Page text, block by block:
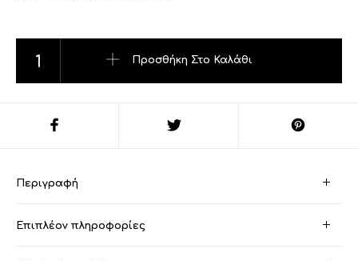
Προσθήκη Στο Καλάθι
Περιγραφή
Επιπλέον πληροφορίες